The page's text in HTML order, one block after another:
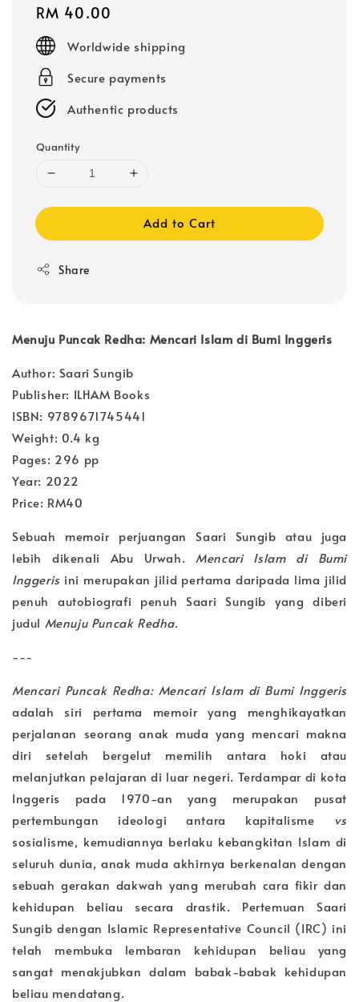
Regular
price
RM 40.00
Worldwide shipping
Secure payments
Authentic products
Quantity
Add to Cart
Share
Menuju Puncak Redha: Mencari Islam di Bumi Inggeris
Author: Saari Sungib
Publisher: ILHAM Books
ISBN: 9789671745441
Weight: 0.4 kg
Pages: 296 pp
Year: 2022
Price: RM40
Sebuah memoir perjuangan Saari Sungib atau juga
lebih dikenali Abu Urwah. Mencari Islam di Bumi
Inggerisini merupakan jilid pertama daripada lima jilid
penuh autobiografi penuh Saari Sungib yang diberi
judul Menuju Puncak Redha.
---
Mencari Puncak Redha: Mencari Islam di Bumi Inggeris
adalah siri pertama memoir yang menghikayatkan
perjalanan seorang anak muda yang mencari makna
diri setelah bergelut memilih antara hoki atau
melanjutkan pelajaran di luar negeri. Terdampar di kota
Inggeris pada 1970-an yang merupakan pusat
pertembungan ideologi antara kapitalisme vs
sosialisme, kemudiannya berlaku kebangkitan Islam di
seluruh dunia, anak muda akhirnya berkenalan dengan
sebuah gerakan dakwah yang merubah cara fikir dan
kehidupan beliau secara drastik. Pertemuan Saari
Sungib dengan Islamic Representative Council (IRC) ini
telah membuka lembaran kehidupan beliau yang
sangat menakjubkan dalam babak-babak kehidupan
beliau mendatang.